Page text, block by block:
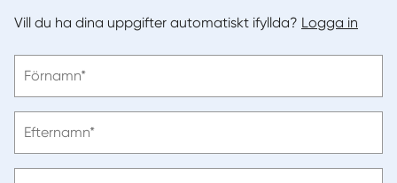
Vill du ha dina uppgifter automatiskt ifyllda? Logga in
ange
Förnamn*
ange
Efternamn*